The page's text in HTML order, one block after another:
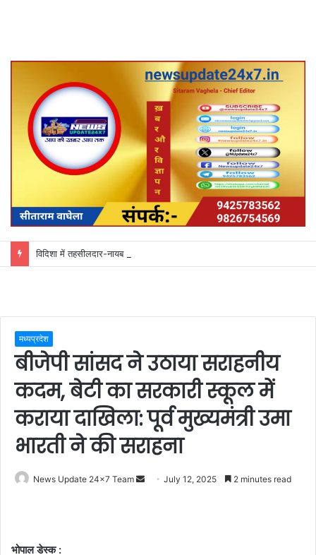
मध्यप्रदेश
बीजेपी सांसद ने उठाया सराहनीय
कदम, बेटी का सरकारी स्कूल में
कराया दाखिला: पूर्व मुख्यमंत्री उमा
भारती ने की सराहना
News Update 24x7 Team
Send July 12, 2025 2 minutes read
भोपाल डेस्क :